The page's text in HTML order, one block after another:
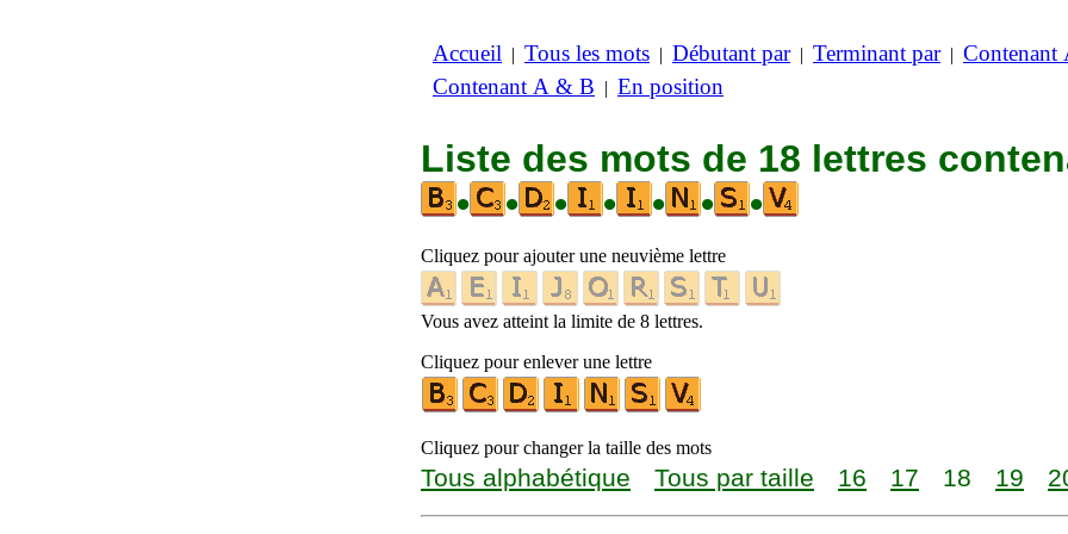
Accueil | Tous les mots | Débutant par| Terminant par| Contenant
Contenant A & B | En position
Liste des mots de 18 lettres
•
• • • • • •
Cliquez pour ajouter une neuvième lettre
Vous avez atteint la limite de 8 lettres.
Cliquez pour enlever une lettre
Cliquez pour changer la taille des mots
Tous alphabétique Tous par taille 16 17 18 19